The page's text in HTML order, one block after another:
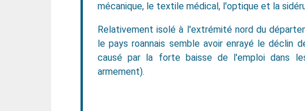
mécanique, le textile médical, l'optique et la
Relativement isolé à l'extrémité nord du
le pays roannais semble avoir enrayé le déclin
causé par la forte baisse de l'emploi dans
armement).